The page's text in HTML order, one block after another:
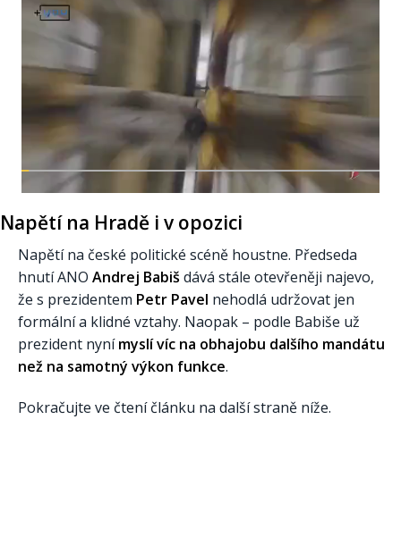
Napětí na Hradě i v opozici
Napětí na české politické scéně houstne. Předseda
hnutí ANO Andrej Babiš dává stále otevřeněji najevo,
že s prezidentem Petr Pavel nehodlá udržovat jen
formální a klidné vztahy. Naopak – podle Babiše už
prezident nynímyslí víc na obhajobu dalšího mandátu
než na samotný výkon funkce.
Pokračujte ve čtení článku na další straně níže.